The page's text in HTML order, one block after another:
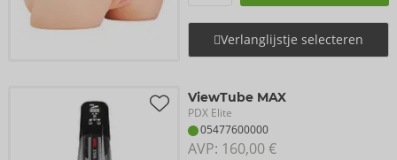
Verlanglijstje selecteren
ViewTube MAX
PDX Elite
05477600000
AVP: 160,00 €